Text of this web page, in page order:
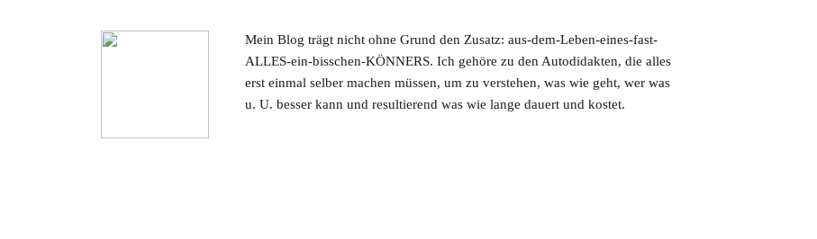
Mein Blog trägt nicht ohne Grund den Zusatz: aus-dem-Leben-eines-fast-
ALLES-ein-bisschen-KÖNNERS. Ich gehöre zu den Autodidakten, die alles
erst einmal selber machen müssen, um zu verstehen, was wie geht, wer was
u. U. besser kann und resultierend was wie lange dauert und kostet.